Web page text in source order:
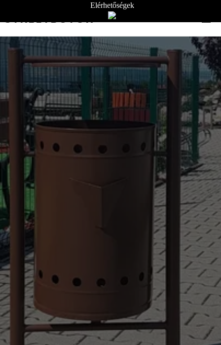
STREETBÚTOR
Elérhetőségek